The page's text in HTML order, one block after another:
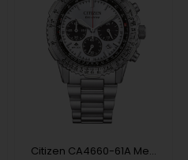
Citizen CA4660-61A Mens Watch Promaster Navihawk Chronograph 40mm 20ATM Wristwatch